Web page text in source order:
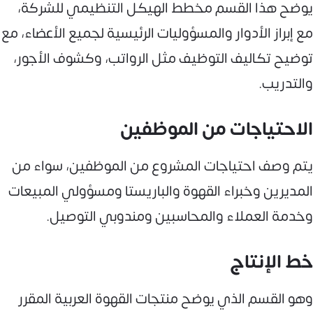
يوضح هذا القسم مخطط الهيكل التنظيمي للشركة،
مع إبراز الأدوار والمسؤوليات الرئيسية لجميع الأعضاء، مع
توضيح تكاليف التوظيف مثل الرواتب، وكشوف الأجور،
والتدريب.
الاحتياجات من الموظفين
يتم وصف احتياجات المشروع من الموظفين، سواء من
المديرين وخبراء القهوة والباريستا ومسؤولي المبيعات
وخدمة العملاء والمحاسبين ومندوبي التوصيل.
خط الإنتاج
وهو القسم الذي يوضح منتجات القهوة العربية المقرر